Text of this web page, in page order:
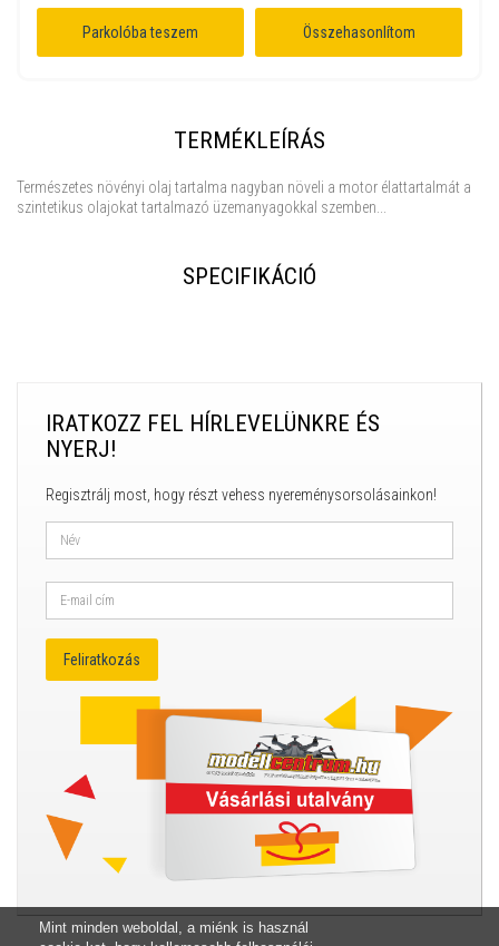
Mint minden weboldal, a miénk is használ
Parkolóba teszem Összehasonlítom
TERMÉKLEÍRÁS
Természetes növényi olaj tartalma nagyban növeli a motor élattartalmát a
szintetikus olajokat tartalmazó üzemanyagokkal szemben...
SPECIFIKÁCIÓ
IRATKOZZ FEL HÍRLEVELÜNKRE ÉS
NYERJ!
Regisztrálj most, hogy részt vehess nyereménysorsolásainkon!